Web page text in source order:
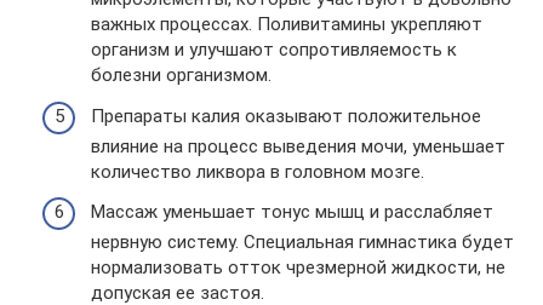
важных процессах. Поливитамины укрепляют
организм и улучшают сопротивляемость к
болезни организмом.
Препараты калия оказывают положительное
влияние на процесс выведения мочи, уменьшает
количество ликвора в головном мозге.
Массаж уменьшает тонус мышц и расслабляет
нервную систему. Специальная гимнастика будет
нормализовать отток чрезмерной жидкости, не
допуская ее застоя.